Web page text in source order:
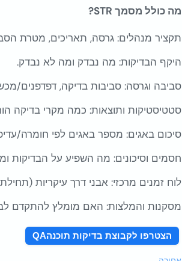
מה כולל מסמך STR?
תקציר מנהלים: גרסה, תאריכים, מטרת
היקף הבדיקות: מה נבדק ומה לא נבדק.
סביבה וגרסה: סביבות בדיקה, דפדפנים/
סטטיסטיקות ותוצאות: כמה מקרי בדיקה
סיכום באגים: מספר באגים לפי חומרה/
חסמים וסיכונים: מה השפיע על הבדיקות
לוח זמנים מרכזי: אבני דרך עיקריות
מסקנות והמלצות: האם מומלץ להתקדם
QAהצטרפו לקבוצת בדיקות תוכנה